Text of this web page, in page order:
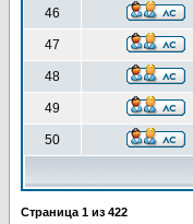
46
47
48
49
50
Страница 1 из 422